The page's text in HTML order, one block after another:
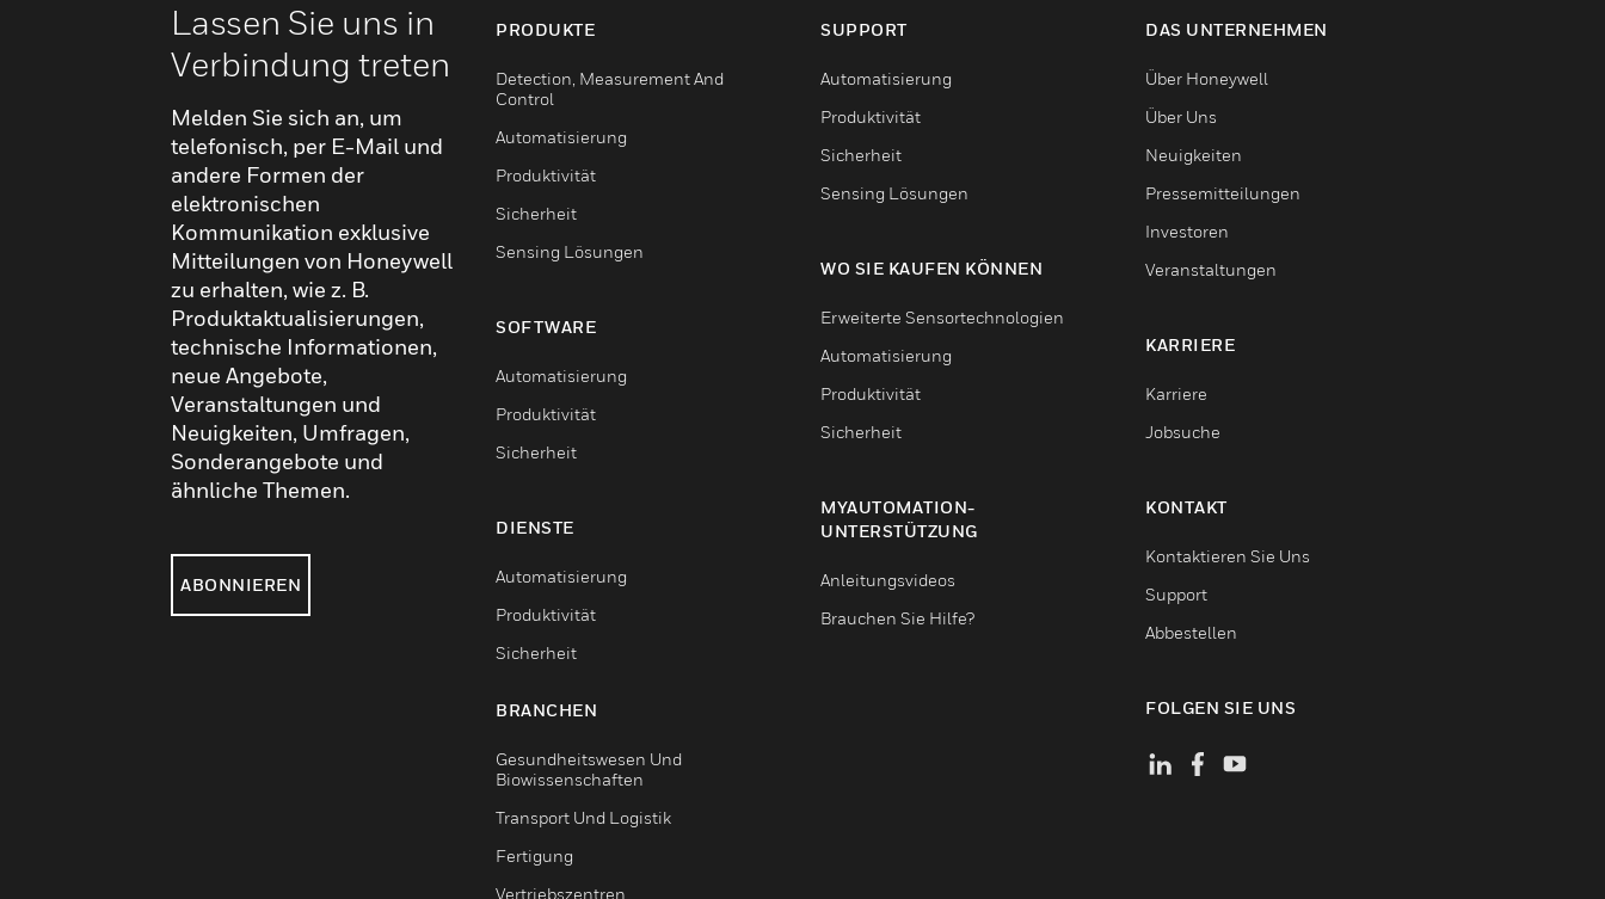
Lassen Sie uns in
Verbindung treten
Melden Sie sich an, um
telefonisch, per E-Mail und
andere Formen der
elektronischen
Kommunikation exklusive
Mitteilungen von Honeywell
zu erhalten, wie z. B.
Produktaktualisierungen,
technische Informationen,
neue Angebote,
Veranstaltungen und
Neuigkeiten, Umfragen,
Sonderangebote und
ähnliche Themen.
ABONNIEREN
PRODUKTE
Detection, Measurement And
Control
Automatisierung
Produktivität
Sicherheit
Sensing Lösungen
SOFTWARE
Automatisierung
Produktivität
Sicherheit
DIENSTE
Automatisierung
Produktivität
Sicherheit
BRANCHEN
Gesundheitswesen Und
Biowissenschaften
Transport Und Logistik
Fertigung
Vertriebszentren
SUPPORT
Automatisierung
Produktivität
Sicherheit
Sensing Lösungen
WO SIE KAUFEN KÖNNEN
Erweiterte Sensortechnologien
Automatisierung
Produktivität
Sicherheit
MYAUTOMATION-
UNTERSTÜTZUNG
Anleitungsvideos
Brauchen Sie Hilfe?
DAS UNTERNEHMEN
Über Honeywell
Über Uns
Neuigkeiten
Pressemitteilungen
Investoren
Veranstaltungen
KARRIERE
Karriere
Jobsuche
KONTAKT
Kontaktieren Sie Uns
Support
Abbestellen
FOLGEN SIE UNS